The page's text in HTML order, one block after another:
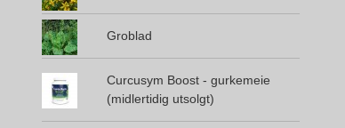
Groblad
Curcusym Boost - gurkemeie
(midlertidig utsolgt)